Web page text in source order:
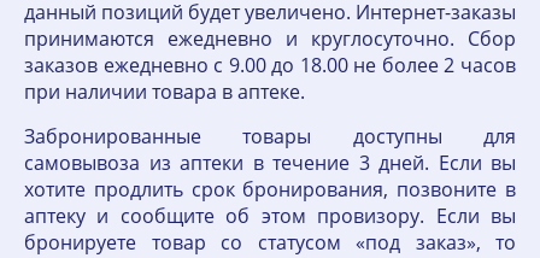
данный позиций будет увеличено. Интернет-заказы
принимаются ежедневно и круглосуточно. Сбор
заказов ежедневно с 9.00 до 18.00 не более 2 часов
при наличии товара в аптеке.
Забронированные товары доступны для
самовывоза из аптеки в течение 3 дней. Если вы
хотите продлить срок бронирования, позвоните в
аптеку и сообщите об этом провизору. Если вы
бронируете товар со статусом «под заказ», то